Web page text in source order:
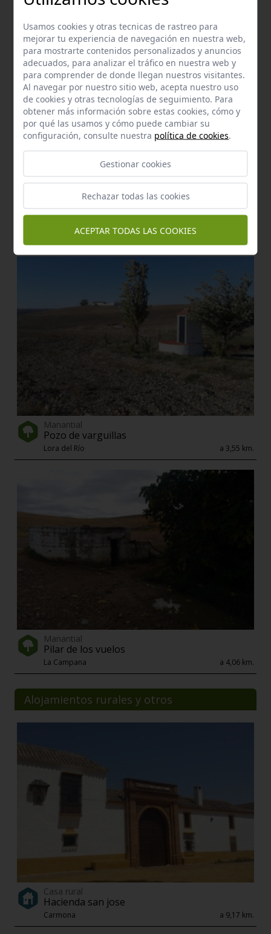
Pozo de felipe
Lora del Río
Lora del Río
Manantial
Pozo de varguillas
Lora del Río a 3,55 km.
Manantial
Pilar de los vuelos
La Campana a 4,06 km.
Alojamientos rurales y otros
Casa rural
Hacienda san jose
Carmona a 9,17 km.
Usamos cookies y otras tecnicas de rastreo para
mejorar tu experiencia de navegación en nuestra web,
para mostrarte contenidos personalizados y anuncios
adecuados, para analizar el tráfico en nuestra web y
para comprender de donde llegan nuestros visitantes.
Al navegar por nuestro sitio web, acepta nuestro uso
de cookies y otras tecnologías de seguimiento. Para
obtener más información sobre estas cookies, cómo y
por qué las usamos y cómo puede cambiar su
configuración, consulte nuestra política de cookies.
Gestionar cookies
Rechazar todas las cookies
ACEPTAR TODAS LAS COOKIES